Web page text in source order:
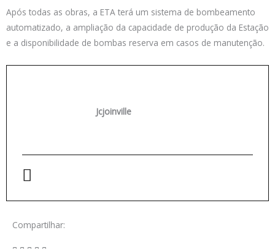
Após todas as obras, a ETA terá um sistema de bombeamento
automatizado, a ampliação da capacidade de produção da Estação
e a disponibilidade de bombas reserva em casos de manutenção.
Jcjoinville
Compartilhar: